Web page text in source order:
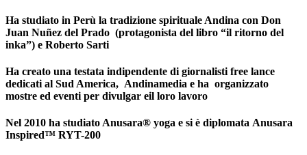
Ha studiato in Perù la tradizione spirituale Andina con Don
Juan Nuñez del Prado (protagonista del libro “il ritorno del
inka”) e Roberto Sarti
Ha creato una testata indipendente di giornalisti free lance
dedicati al Sud America, Andinamedia e ha organizzato
mostre ed eventi per divulgar eil loro lavoro
Nel 2010 ha studiato Anusara® yoga e si è diplomata Anusara
Inspired™ RYT-200